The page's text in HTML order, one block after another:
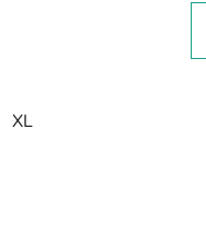
XL